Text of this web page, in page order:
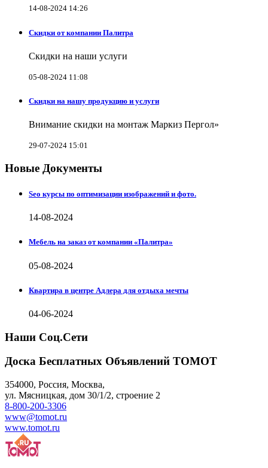
14-08-2024 14:26
Скидки от компании Палитра
Скидки на наши услуги
05-08-2024 11:08
Скидки на нашу продукцию и услуги
Внимание скидки на монтаж Маркиз Пергол»
29-07-2024 15:01
Новые Документы
Seo курсы по оптимизации изображений и фото.
14-08-2024
Мебель на заказ от компании «Палитра»
05-08-2024
Квартира в центре Адлера для отдыха мечты
04-06-2024
Наши Соц.Сети
Доска Бесплатных Объявлений ТОМОТ
354000, Россия, Москва,
ул. Мясницкая, дом 30/1/2, строение 2
8-800-200-3306
www@tomot.ru
www.tomot.ru